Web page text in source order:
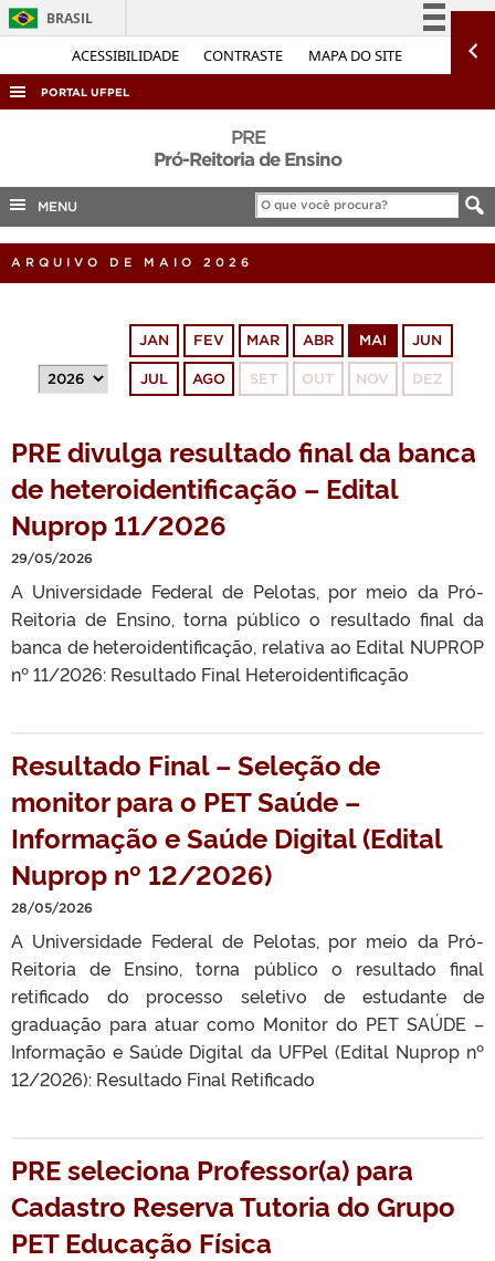
ACESSIBILIDADE CONTRASTE MAPA DO SITE
BRASIL
Simplifique!
Acesso à informação
Legislação
Canais
PORTAL UFPEL
COBALTO
CONCURSOS
PORTARIAS
PRE
Pró-Reitoria de Ensino
MENU
ARQUIVO DE MAIO 2026
JAN FEV MAR ABR MAI JUN
JUL AGO SET OUT NOV DEZ
PRE divulga resultado final da banca
de heteroidentificação – Edital
Nuprop 11/2026
29/05/2026
A Universidade Federal de Pelotas, por meio da Pró-
Reitoria de Ensino, torna público o resultado final da
banca de heteroidentificação, relativa ao Edital NUPROP
nº 11/2026: Resultado Final Heteroidentificação
Resultado Final – Seleção de
monitor para o PET Saúde –
Informação e Saúde Digital (Edital
Nuprop nº 12/2026)
28/05/2026
A Universidade Federal de Pelotas, por meio da Pró-
Reitoria de Ensino, torna público o resultado final
retificado do processo seletivo de estudante de
graduação para atuar como Monitor do PET SAÚDE –
Informação e Saúde Digital da UFPel (Edital Nuprop nº
12/2026): Resultado Final Retificado
PRE seleciona Professor(a) para
Cadastro Reserva Tutoria do Grupo
PET Educação Física